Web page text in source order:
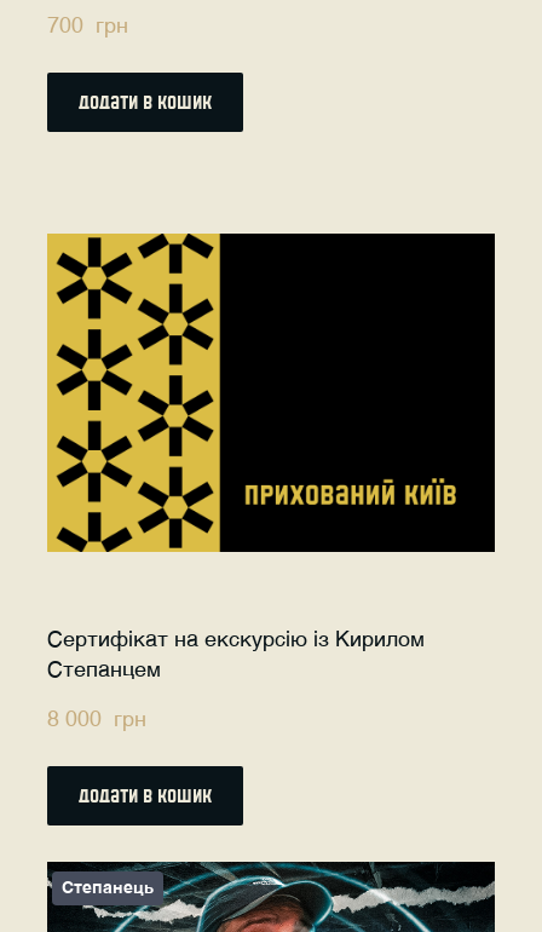
700  грн
додати в кошик
Сертифікат на екскурсію із Кирилом
Степанцем
8 000  грн
додати в кошик
Степанець